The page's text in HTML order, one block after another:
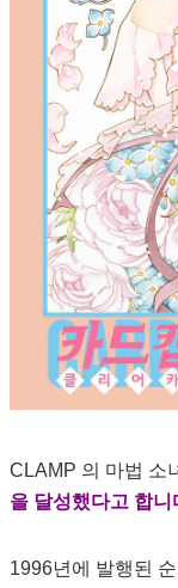
CLAMP 의 마법 소
을 달성했다고 합니
1996년에 발행된